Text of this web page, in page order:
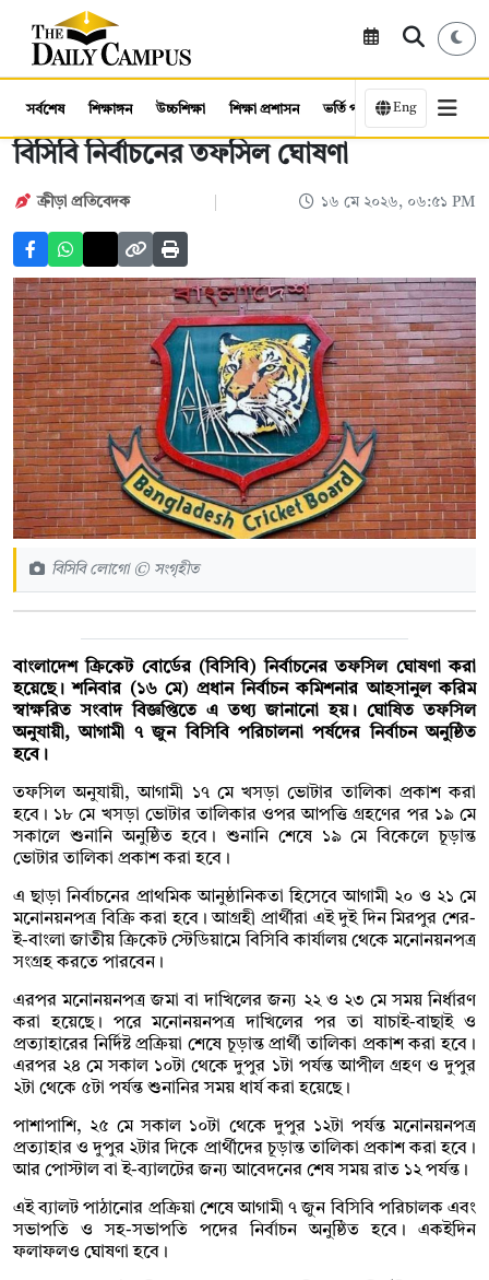
সর্বশেষ শিক্ষাঙ্গন উচ্চশিক্ষা শিক্ষা প্রশাসন ভর্তি পরীক্ষা কর্মসংস্থান
Eng
বিসিবি নির্বাচনের তফসিল ঘোষণা
ক্রীড়া প্রতিবেদক ১৬ মে ২০২৬, ০৬:৫১ PM
বিসিবি লোগো © সংগৃহীত
বাংলাদেশ ক্রিকেট বোর্ডের (বিসিবি) নির্বাচনের তফসিল ঘোষণা করা
হয়েছে। শনিবার (১৬ মে) প্রধান নির্বাচন কমিশনার আহসানুল করিম
স্বাক্ষরিত সংবাদ বিজ্ঞপ্তিতে এ তথ্য জানানো হয়। ঘোষিত তফসিল
অনুযায়ী, আগামী ৭ জুন বিসিবি পরিচালনা পর্ষদের নির্বাচন অনুষ্ঠিত
হবে।
তফসিল অনুযায়ী, আগামী ১৭ মে খসড়া ভোটার তালিকা প্রকাশ করা
হবে। ১৮ মে খসড়া ভোটার তালিকার ওপর আপত্তি গ্রহণের পর ১৯ মে
সকালে শুনানি অনুষ্ঠিত হবে। শুনানি শেষে ১৯ মে বিকেলে চূড়ান্ত
ভোটার তালিকা প্রকাশ করা হবে।
এ ছাড়া নির্বাচনের প্রাথমিক আনুষ্ঠানিকতা হিসেবে আগামী ২০ ও ২১ মে
মনোনয়নপত্র বিক্রি করা হবে। আগ্রহী প্রার্থীরা এই দুই দিন মিরপুর শের-
ই-বাংলা জাতীয় ক্রিকেট স্টেডিয়ামে বিসিবি কার্যালয় থেকে মনোনয়নপত্র
সংগ্রহ করতে পারবেন।
এরপর মনোনয়নপত্র জমা বা দাখিলের জন্য ২২ ও ২৩ মে সময় নির্ধারণ
করা হয়েছে। পরে মনোনয়নপত্র দাখিলের পর তা যাচাই-বাছাই ও
প্রত্যাহারের নির্দিষ্ট প্রক্রিয়া শেষে চূড়ান্ত প্রার্থী তালিকা প্রকাশ করা হবে।
এরপর ২৪ মে সকাল ১০টা থেকে দুপুর ১টা পর্যন্ত আপীল গ্রহণ ও দুপুর
২টা থেকে ৫টা পর্যন্ত শুনানির সময় ধার্য করা হয়েছে।
পাশাপাশি, ২৫ মে সকাল ১০টা থেকে দুপুর ১২টা পর্যন্ত মনোনয়নপত্র
প্রত্যাহার ও দুপুর ২টার দিকে প্রার্থীদের চূড়ান্ত তালিকা প্রকাশ করা হবে।
আর পোস্টাল বা ই-ব্যালটের জন্য আবেদনের শেষ সময় রাত ১২ পর্যন্ত।
এই ব্যালট পাঠানোর প্রক্রিয়া শেষে আগামী ৭ জুন বিসিবি পরিচালক এবং
সভাপতি ও সহ-সভাপতি পদের নির্বাচন অনুষ্ঠিত হবে। একইদিন
ফলাফলও ঘোষণা হবে।